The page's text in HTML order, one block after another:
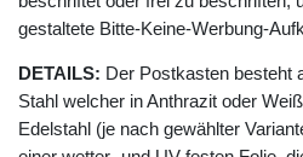
gestaltete Bitte-Keine-Werbung-
DETAILS: Der Postkasten besteht
Stahl welcher in Anthrazit oder
Edelstahl (je nach gewählter